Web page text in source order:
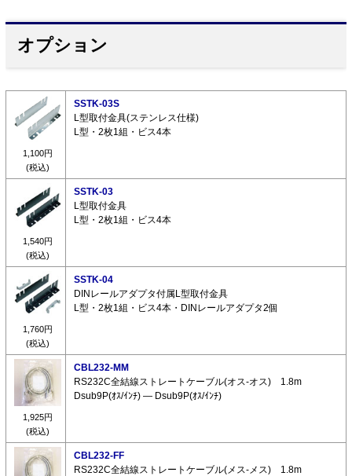
オプション
1,100円
(税込)
SSTK-03S
L型取付金具(ステンレス仕様)
L型・2枚1組・ビス4本
1,540円
(税込)
SSTK-03
L型取付金具
L型・2枚1組・ビス4本
1,760円
(税込)
SSTK-04
DINレールアダプタ付属L型取付金具
L型・2枚1組・ビス4本・DINレールアダプタ2個
1,925円
(税込)
CBL232-MM
RS232C全結線ストレートケーブル(オス-オス) 1.8m
Dsub9P(ｵｽ/ｲﾝﾁ) ― Dsub9P(ｵｽ/ｲﾝﾁ)
CBL232-FF
RS232C全結線ストレートケーブル(メス-メス) 1.8m